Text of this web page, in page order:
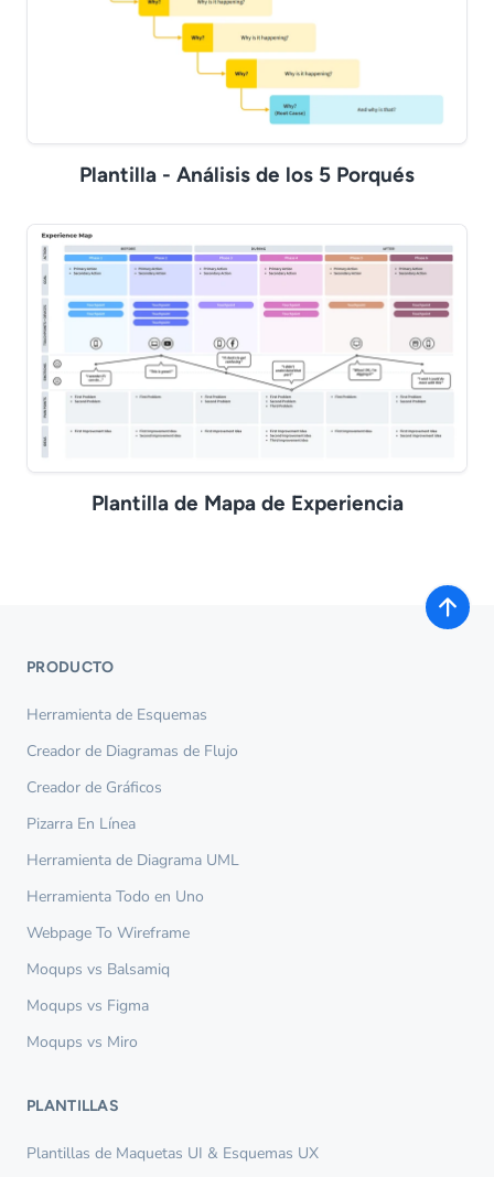
Plantilla - Análisis de los 5 Porqués
Plantilla de Mapa de Experiencia
PRODUCTO
Herramienta de Esquemas
Creador de Diagramas de Flujo
Creador de Gráficos
Pizarra En Línea
Herramienta de Diagrama UML
Herramienta Todo en Uno
Webpage To Wireframe
Moqups vs Balsamiq
Moqups vs Figma
Moqups vs Miro
PLANTILLAS
Plantillas de Maquetas UI & Esquemas UX